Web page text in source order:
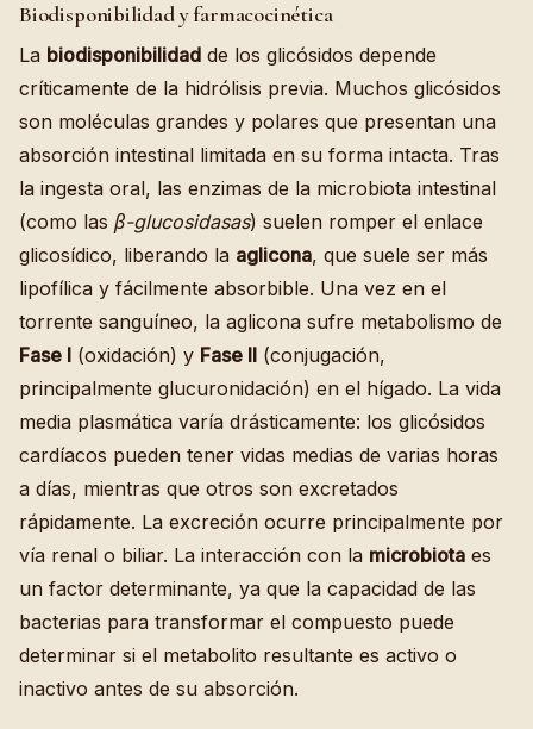
Biodisponibilidad y farmacocinética
La biodisponibilidad de los glicósidos depende
críticamente de la hidrólisis previa. Muchos glicósidos
son moléculas grandes y polares que presentan una
absorción intestinal limitada en su forma intacta. Tras
la ingesta oral, las enzimas de la microbiota intestinal
(como las β-glucosidasas) suelen romper el enlace
glicosídico, liberando la aglicona, que suele ser más
lipofílica y fácilmente absorbible. Una vez en el
torrente sanguíneo, la aglicona sufre metabolismo de
Fase I (oxidación) y Fase II (conjugación,
principalmente glucuronidación) en el hígado. La vida
media plasmática varía drásticamente: los glicósidos
cardíacos pueden tener vidas medias de varias horas
a días, mientras que otros son excretados
rápidamente. La excreción ocurre principalmente por
vía renal o biliar. La interacción con la microbiota es
un factor determinante, ya que la capacidad de las
bacterias para transformar el compuesto puede
determinar si el metabolito resultante es activo o
inactivo antes de su absorción.